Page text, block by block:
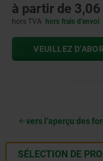
à partir de 3,06
hors TVA hors frais d’envoi
VEUILLEZ
vers l’aperçu des
SÉLECTION DE